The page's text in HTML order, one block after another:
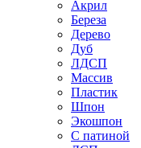
Акрил
Береза
Дерево
Дуб
ЛДСП
Массив
Пластик
Шпон
Экошпон
С патиной